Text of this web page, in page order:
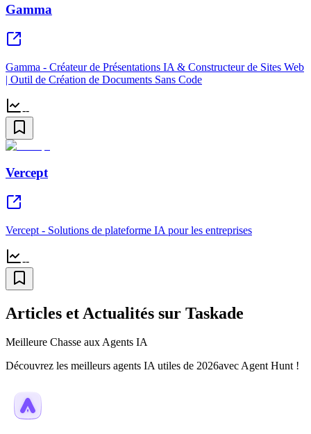
Gamma
Gamma - Créateur de Présentations IA & Constructeur de Sites Web
| Outil de Création de Documents Sans Code
--
Vercept
Vercept - Solutions de plateforme IA pour les entreprises
--
Articles et Actualités sur Taskade
Meilleure Chasse aux Agents IA
Découvrez les meilleurs agents IA utiles de 2026avec Agent Hunt !